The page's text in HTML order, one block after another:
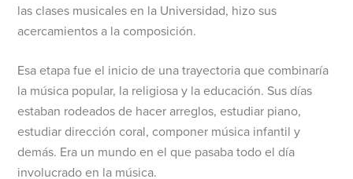
las clases musicales en la Universidad, hizo sus
acercamientos a la composición.
Esa etapa fue el inicio de una trayectoria que combinaría
la música popular, la religiosa y la educación. Sus días
estaban rodeados de hacer arreglos, estudiar piano,
estudiar dirección coral, componer música infantil y
demás. Era un mundo en el que pasaba todo el día
involucrado en la música.